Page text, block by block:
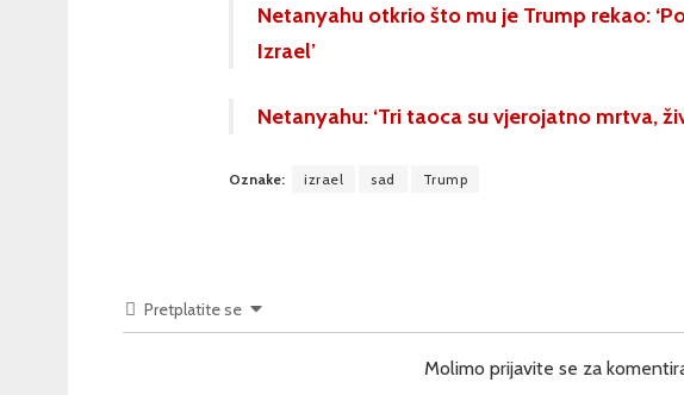
Netanyahu otkrio što mu je Trump rekao:
Izrael’
Netanyahu: ‘Tri taoca su vjerojatno mrtva,
Oznake: izrael sad Trump
Pretplatite se
Molimo prijavite se za